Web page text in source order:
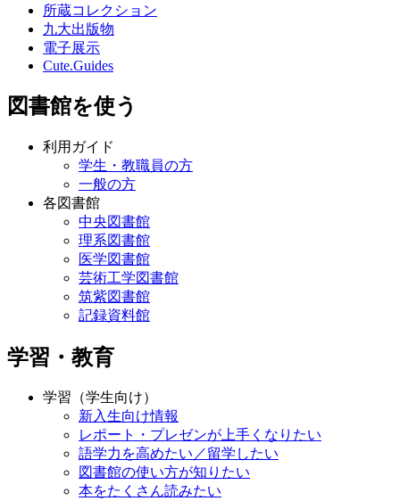
所蔵コレクション
九大出版物
電子展示
Cute.Guides
図書館を使う
利用ガイド
学生・教職員の方
一般の方
各図書館
中央図書館
理系図書館
医学図書館
芸術工学図書館
筑紫図書館
記録資料館
学習・教育
学習（学生向け）
新入生向け情報
レポート・プレゼンが上手くなりたい
語学力を高めたい／留学したい
図書館の使い方が知りたい
本をたくさん読みたい